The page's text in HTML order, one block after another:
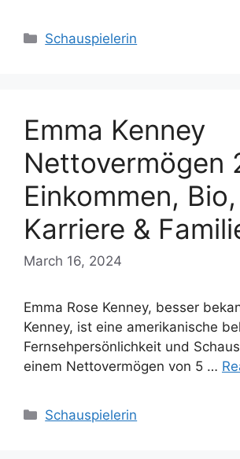
Categories
Schauspielerin
Emma Kenney
Nettovermögen
Einkommen, Bio,
Karriere &
March 16, 2024
Emma Rose Kenney, besser
Kenney, ist eine amerikanische
Fernsehpersönlichkeit und
einem Nettovermögen von 5 …
Categories
Schauspielerin